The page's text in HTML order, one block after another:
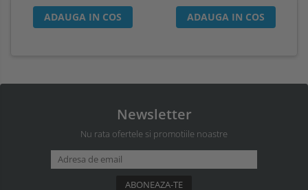
ADAUGA IN COS ADAUGA IN COS
Newsletter
Nu rata ofertele si promotiile noastre